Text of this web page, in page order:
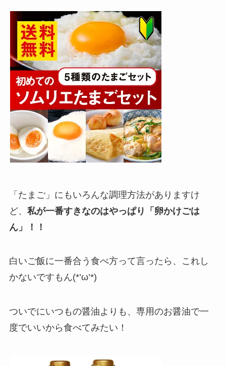
「たまご」にもいろんな調理方法がありますけ
ど、 私が一番すきなのはやっぱり「卵かけごは
ん」！！
白いご飯に一番合う食べ方って言ったら、これし
かないですもん(*’ω’*)
ついでにいつもの醤油よりも、専用のお醤油で一
度でいいから食べてみたい！